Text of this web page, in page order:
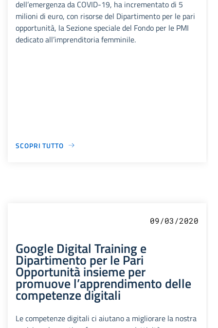
dell’emergenza da COVID-19, ha incrementato di 5
milioni di euro, con risorse del Dipartimento per le pari
opportunità, la Sezione speciale del Fondo per le PMI
dedicato all’imprenditoria femminile.
SCOPRI TUTTO
09/03/2020
Google Digital Training e
Dipartimento per le Pari
Opportunità insieme per
promuove l’apprendimento delle
competenze digitali
Le competenze digitali ci aiutano a migliorare la nostra